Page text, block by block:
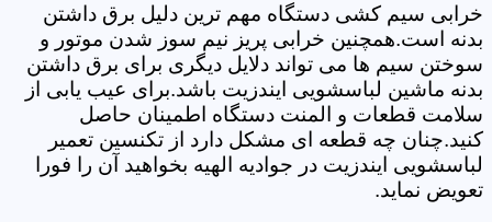
خرابی سیم کشی دستگاه مهم ترین دلیل برق داشتن
بدنه است.همچنین خرابی پریز نیم سوز شدن موتور و
سوختن سیم ها می تواند دلایل دیگری برای برق داشتن
بدنه ماشین لباسشویی ایندزیت باشد.برای عیب یابی از
سلامت قطعات و المنت دستگاه اطمینان حاصل
کنید.چنان چه قطعه ای مشکل دارد از تکنسین تعمیر
لباسشویی ایندزیت در جوادیه الهیه بخواهید آن را فورا
تعویض نماید.